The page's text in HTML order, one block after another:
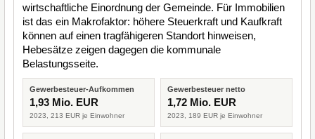
wirtschaftliche Einordnung der Gemeinde. Für Immobilien
ist das ein Makrofaktor: höhere Steuerkraft und Kaufkraft
können auf einen tragfähigeren Standort hinweisen,
Hebesätze zeigen dagegen die kommunale
Belastungsseite.
Gewerbesteuer-Aufkommen
1,93 Mio. EUR
2023, 213 EUR je Einwohner
Gewerbesteuer netto
1,72 Mio. EUR
2023, 189 EUR je Einwohner